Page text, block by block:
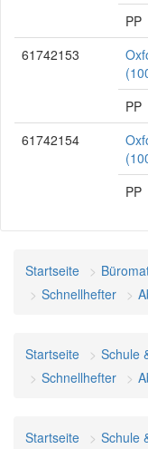
PP
61742153
PP
61742154
PP
Startseite
Schnellhefter
Startseite Schule
Schnellhefter
Startseite Schule